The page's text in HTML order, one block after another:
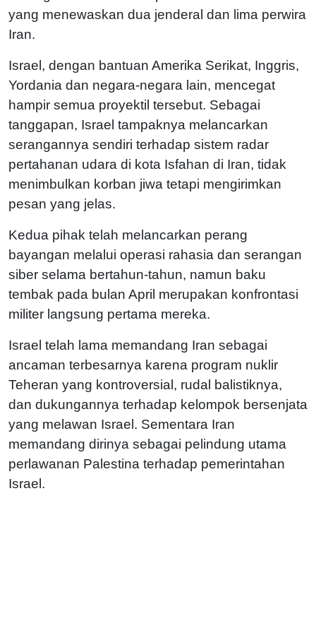
yang menewaskan dua jenderal dan lima perwira
Iran.
Israel, dengan bantuan Amerika Serikat, Inggris,
Yordania dan negara-negara lain, mencegat
hampir semua proyektil tersebut. Sebagai
tanggapan, Israel tampaknya melancarkan
serangannya sendiri terhadap sistem radar
pertahanan udara di kota Isfahan di Iran, tidak
menimbulkan korban jiwa tetapi mengirimkan
pesan yang jelas.
Kedua pihak telah melancarkan perang
bayangan melalui operasi rahasia dan serangan
siber selama bertahun-tahun, namun baku
tembak pada bulan April merupakan konfrontasi
militer langsung pertama mereka.
Israel telah lama memandang Iran sebagai
ancaman terbesarnya karena program nuklir
Teheran yang kontroversial, rudal balistiknya,
dan dukungannya terhadap kelompok bersenjata
yang melawan Israel. Sementara Iran
memandang dirinya sebagai pelindung utama
perlawanan Palestina terhadap pemerintahan
Israel.